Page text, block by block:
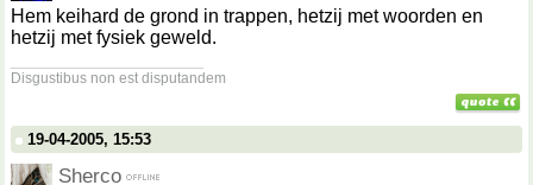
Hem keihard de grond in trappen, hetzij met woorden en
hetzij met fysiek geweld.
Disgustibus non est disputandem
19-04-2005, 15:53
Sherco